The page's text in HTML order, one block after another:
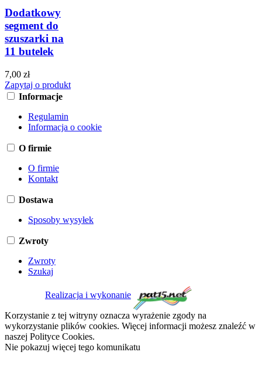
Dodatkowy
segment do
szuszarki na
11 butelek
7,00 zł
Zapytaj o produkt
Informacje
Regulamin
Informacja o cookie
O firmie
O firmie
Kontakt
Dostawa
Sposoby wysyłek
Zwroty
Zwroty
Szukaj
Realizacja i wykonanie
Korzystanie z tej witryny oznacza wyrażenie zgody na
wykorzystanie plików cookies. Więcej informacji możesz znaleźć w
naszej Polityce Cookies.
Nie pokazuj więcej tego komunikatu